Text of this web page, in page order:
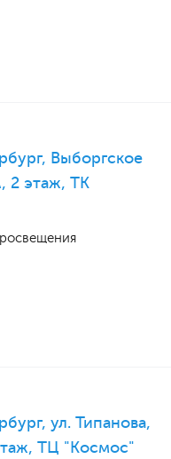
Выборгское
2 этаж, ТК
ул. Типанова,
ТЦ "Космос"